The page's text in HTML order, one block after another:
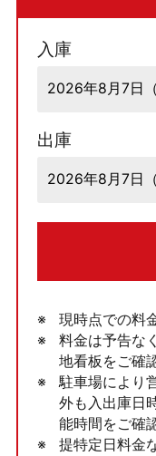
入庫
出庫
現時点での料
料金は予告な
地看板をご確
駐車場により
外も入出庫日
能時間をご確
提特定日料金